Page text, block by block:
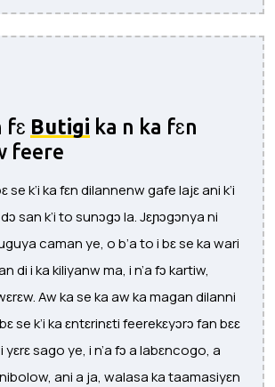
fɛ Butigi ka n ka fɛn
feere
se k’i ka fɛn dilannenw gafe lajɛ ani k’i
san k’i to sunɔgɔ la. Jɛɲɔgɔnya ni
caman ye, o b’a to i bɛ se ka wari
di i ka kiliyanw ma, i n’a fɔ kartiw,
Aw ka se ka aw ka magan dilanni
se k’i ka ɛntɛrinɛti feerekɛyɔrɔ fan bɛɛ
yɛrɛ sago ye, i n’a fɔ a labɛncogo, a
ani a ja, walasa ka taamasiyɛn